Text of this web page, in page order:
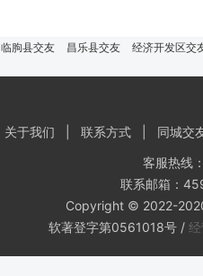
临朐县交友 昌乐县交友 经济开发区交
关于我们 联系方式 同城交
客服热线
联系邮箱：
Copyright © 2022-
软著登字第0561018号 / 经